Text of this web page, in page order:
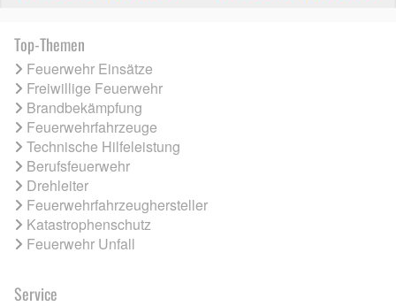
Top-Themen
Feuerwehr Einsätze
Freiwillige Feuerwehr
Brandbekämpfung
Feuerwehrfahrzeuge
Technische Hilfeleistung
Berufsfeuerwehr
Drehleiter
Feuerwehrfahrzeughersteller
Katastrophenschutz
Feuerwehr Unfall
Service